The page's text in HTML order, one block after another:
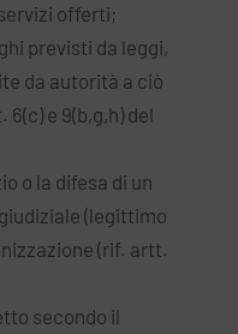
offerti;
previsti da leggi,
da autorità a ciò
e 9(b,g,h) del
o la difesa di un
(legittimo
(rif. artt.
secondo il